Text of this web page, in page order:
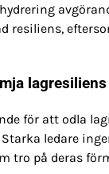
resiliens,
lagresiliens
för att odla
ledare
tro på deras